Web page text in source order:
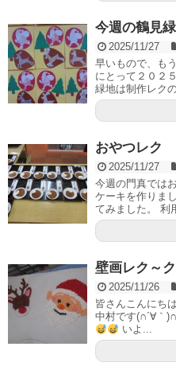
今週の鶴見
2025/11/27
早いもので、も
にとって２０２
緑地は制作レク
おやつレク
2025/11/27
今週の門真では
ケーキを作りま
てみました。 利
壁画レク～
2025/11/26
皆さんこんにちは
中村です(∩´∀｀
いよ...